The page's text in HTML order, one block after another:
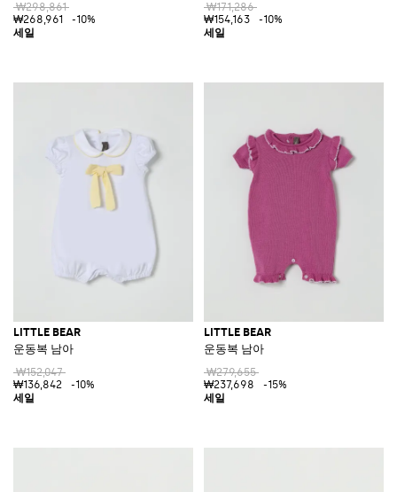
₩298,861
₩268,961
-10%
₩171,286
₩154,163
-10%
LITTLE BEAR
운동복 남아
₩152,047
₩136,842
-10%
LITTLE BEAR
운동복 남아
₩279,655
₩237,698
-15%